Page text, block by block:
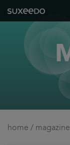
what we do
leadgenerierung
content
social media
b2b marketing
home / magazine